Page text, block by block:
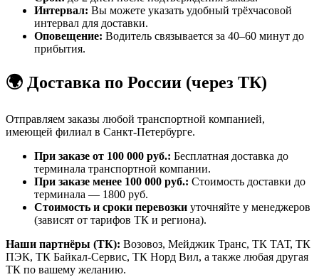
Интервал: Вы можете указать удобный трёхчасовой
интервал для доставки.
Оповещение: Водитель связывается за 40–60 минут до
прибытия.
🌍 Доставка по России (через ТК)
Отправляем заказы любой транспортной компанией,
имеющей филиал в Санкт-Петербурге.
При заказе от 100 000 руб.: Бесплатная доставка до
терминала транспортной компании.
При заказе менее 100 000 руб.: Стоимость доставки до
терминала — 1800 руб.
Стоимость и сроки перевозки уточняйте у менеджеров
(зависят от тарифов ТК и региона).
Наши партнёры (ТК): Возовоз, Мейджик Транс, ТК ТАТ, ТК
ПЭК, ТК Байкал-Сервис, ТК Норд Вил, а также любая другая
ТК по вашему желанию.